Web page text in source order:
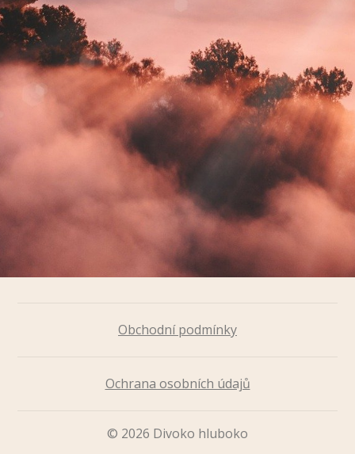
Obchodní podmínky
Ochrana osobních údajů
© 2026 Divoko hluboko